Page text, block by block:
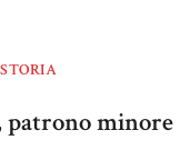
STORIA
patrono minore